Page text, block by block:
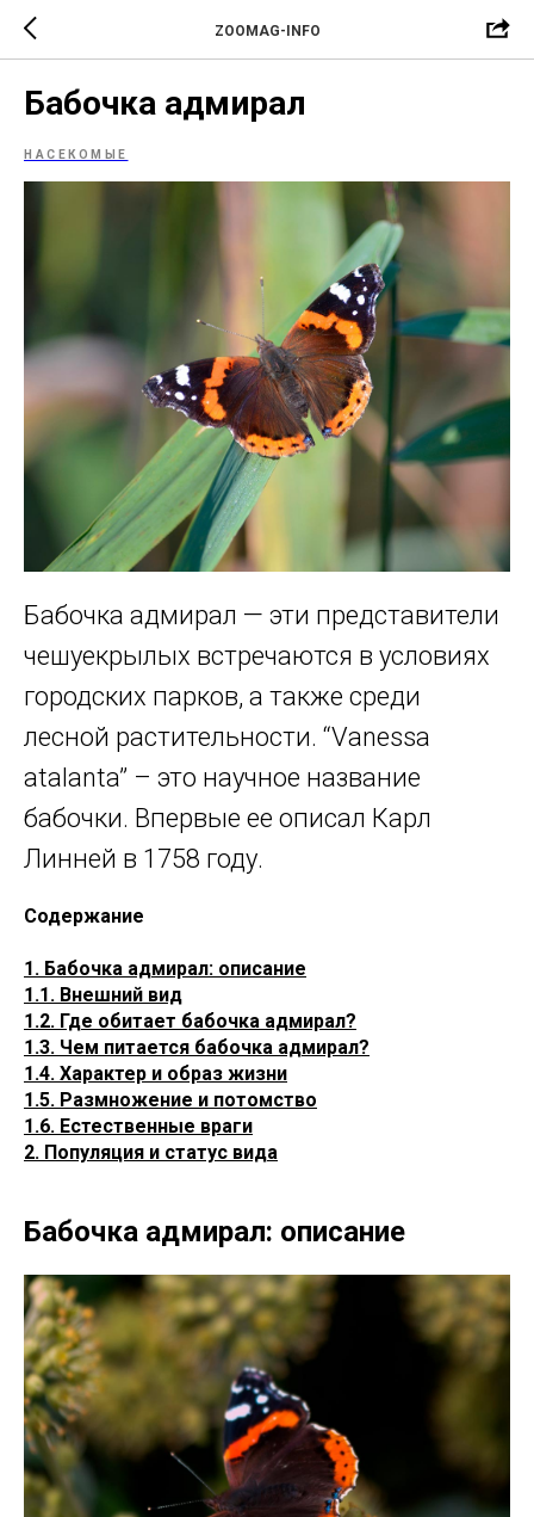
ZOOMAG-INFO
Бабочка адмирал
НАСЕКОМЫЕ
Бабочка адмирал — эти представители
чешуекрылых встречаются в условиях
городских парков, а также среди
лесной растительности. “Vanessa
atalanta” – это научное название
бабочки. Впервые ее описал Карл
Линней в 1758 году.
Содержание
1. Бабочка адмирал: описание
1.1. Внешний вид
1.2. Где обитает бабочка адмирал?
1.3. Чем питается бабочка адмирал?
1.4. Характер и образ жизни
1.5. Размножение и потомство
1.6. Естественные враги
2. Популяция и статус вида
Бабочка адмирал: описание